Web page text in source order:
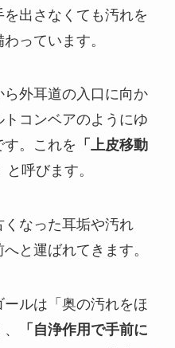
出さなくても汚れを
わっています。
外耳道の入口に向か
コンベアのようにゆ
。これを 「上皮移動
と呼びます。
なった耳垢や汚れ
と運ばれてきます。
ルは「奥の汚れをほ
「自浄作用で手前に